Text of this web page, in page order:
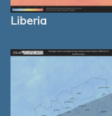
Liberia